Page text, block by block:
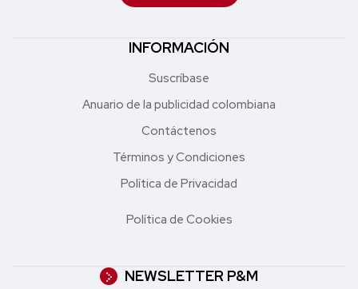
INFORMACIÓN
Suscríbase
Anuario de la publicidad colombiana
Contáctenos
Términos y Condiciones
Política de Privacidad
Política de Cookies
NEWSLETTER P&M